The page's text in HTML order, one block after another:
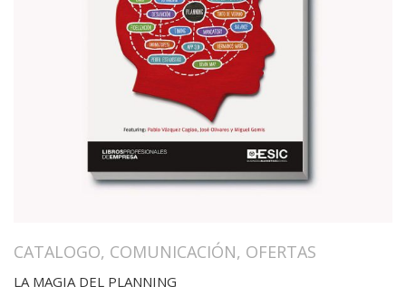
CATALOGO, COMUNICACIÓN, OFERTAS
LA MAGIA DEL PLANNING